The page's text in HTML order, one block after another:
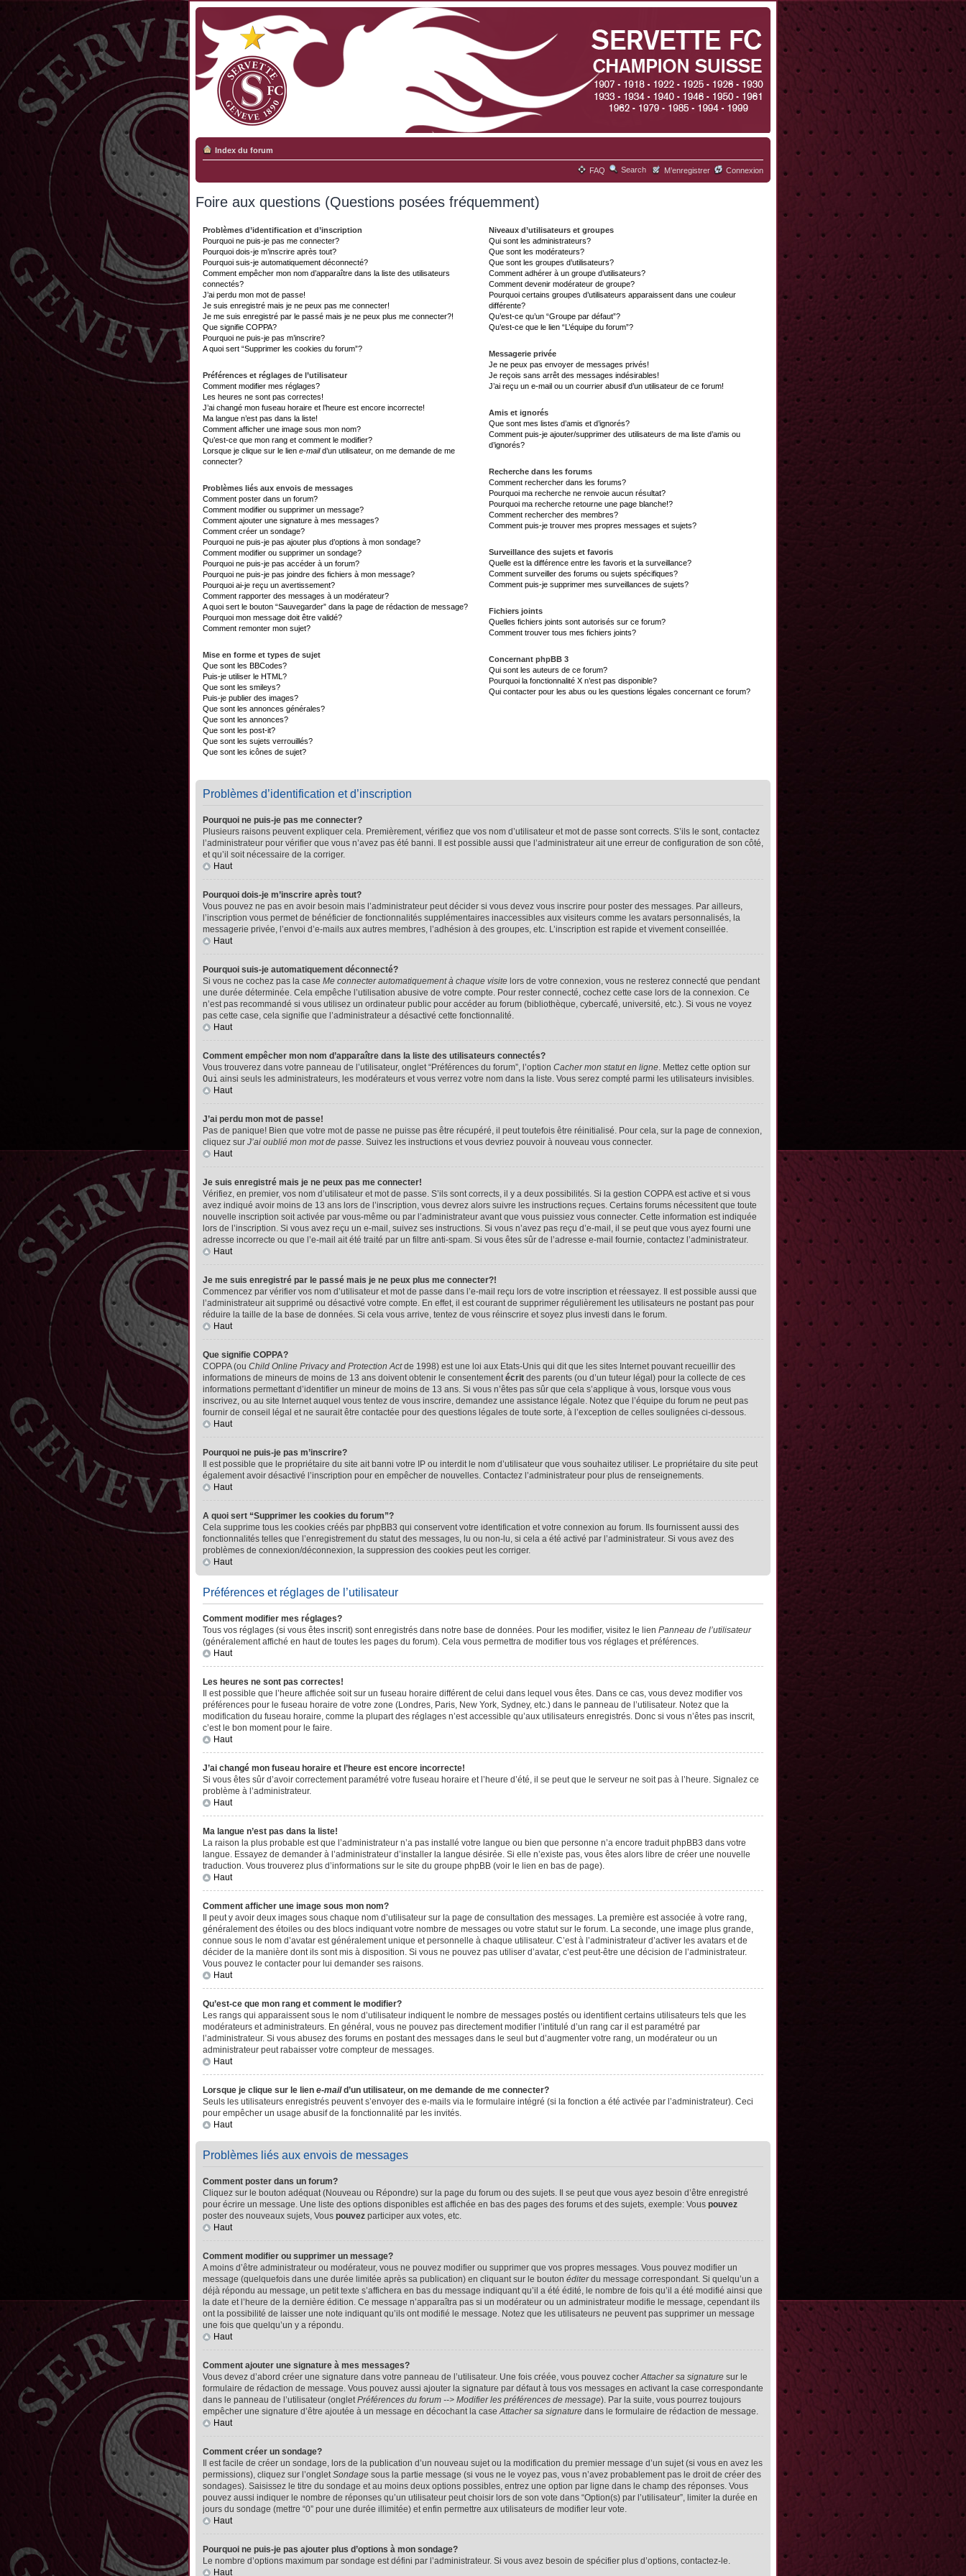
Index du forum
FAQ Search M’enregistrer Connexion
Foire aux questions (Questions posées fréquemment)
Problèmes d’identification et d’inscription
Pourquoi ne puis-je pas me connecter?
Pourquoi dois-je m’inscrire après tout?
Pourquoi suis-je automatiquement déconnecté?
Comment empêcher mon nom d’apparaître dans la liste des utilisateurs
connectés?
J’ai perdu mon mot de passe!
Je suis enregistré mais je ne peux pas me connecter!
Je me suis enregistré par le passé mais je ne peux plus me connecter?!
Que signifie COPPA?
Pourquoi ne puis-je pas m’inscrire?
A quoi sert “Supprimer les cookies du forum”?
Préférences et réglages de l’utilisateur
Comment modifier mes réglages?
Les heures ne sont pas correctes!
J’ai changé mon fuseau horaire et l’heure est encore incorrecte!
Ma langue n’est pas dans la liste!
Comment afficher une image sous mon nom?
Qu’est-ce que mon rang et comment le modifier?
Lorsque je clique sur le lien e-maild’un utilisateur, on me demande de me
connecter?
Problèmes liés aux envois de messages
Comment poster dans un forum?
Comment modifier ou supprimer un message?
Comment ajouter une signature à mes messages?
Comment créer un sondage?
Pourquoi ne puis-je pas ajouter plus d’options à mon sondage?
Comment modifier ou supprimer un sondage?
Pourquoi ne puis-je pas accéder à un forum?
Pourquoi ne puis-je pas joindre des fichiers à mon message?
Pourquoi ai-je reçu un avertissement?
Comment rapporter des messages à un modérateur?
A quoi sert le bouton “Sauvegarder” dans la page de rédaction de message?
Pourquoi mon message doit être validé?
Comment remonter mon sujet?
Mise en forme et types de sujet
Que sont les BBCodes?
Puis-je utiliser le HTML?
Que sont les smileys?
Puis-je publier des images?
Que sont les annonces générales?
Que sont les annonces?
Que sont les post-it?
Que sont les sujets verrouillés?
Que sont les icônes de sujet?
Niveaux d’utilisateurs et groupes
Qui sont les administrateurs?
Que sont les modérateurs?
Que sont les groupes d’utilisateurs?
Comment adhérer à un groupe d’utilisateurs?
Comment devenir modérateur de groupe?
Pourquoi certains groupes d’utilisateurs apparaissent dans une couleur
différente?
Qu’est-ce qu’un “Groupe par défaut”?
Qu’est-ce que le lien “L’équipe du forum”?
Messagerie privée
Je ne peux pas envoyer de messages privés!
Je reçois sans arrêt des messages indésirables!
J’ai reçu un e-mail ou un courrier abusif d’un utilisateur de ce forum!
Amis et ignorés
Que sont mes listes d’amis et d’ignorés?
Comment puis-je ajouter/supprimer des utilisateurs de ma liste d’amis ou
d’ignorés?
Recherche dans les forums
Comment rechercher dans les forums?
Pourquoi ma recherche ne renvoie aucun résultat?
Pourquoi ma recherche retourne une page blanche!?
Comment rechercher des membres?
Comment puis-je trouver mes propres messages et sujets?
Surveillance des sujets et favoris
Quelle est la différence entre les favoris et la surveillance?
Comment surveiller des forums ou sujets spécifiques?
Comment puis-je supprimer mes surveillances de sujets?
Fichiers joints
Quelles fichiers joints sont autorisés sur ce forum?
Comment trouver tous mes fichiers joints?
Concernant phpBB 3
Qui sont les auteurs de ce forum?
Pourquoi la fonctionnalité X n’est pas disponible?
Qui contacter pour les abus ou les questions légales concernant ce forum?
Problèmes d’identification et d’inscription
Pourquoi ne puis-je pas me connecter?
Plusieurs raisons peuvent expliquer cela. Premièrement, vérifiez que vos nom d’utilisateur et mot de passe sont corrects. S’ils le sont, contactez
l’administrateur pour vérifier que vous n’avez pas été banni. Il est possible aussi que l’administrateur ait une erreur de configuration de son côté,
et qu’il soit nécessaire de la corriger.
Haut
Pourquoi dois-je m’inscrire après tout?
Vous pouvez ne pas en avoir besoin mais l’administrateur peut décider si vous devez vous inscrire pour poster des messages. Par ailleurs,
l’inscription vous permet de bénéficier de fonctionnalités supplémentaires inaccessibles aux visiteurs comme les avatars personnalisés, la
messagerie privée, l’envoi d’e-mails aux autres membres, l’adhésion à des groupes, etc. L’inscription est rapide et vivement conseillée.
Haut
Pourquoi suis-je automatiquement déconnecté?
Si vous ne cochez pas la case Me connecter automatiquement à chaque visite lors de votre connexion, vous ne resterez connecté que pendant
une durée déterminée. Cela empêche l’utilisation abusive de votre compte. Pour rester connecté, cochez cette case lors de la connexion. Ce
n’est pas recommandé si vous utilisez un ordinateur public pour accéder au forum (bibliothèque, cybercafé, université, etc.). Si vous ne voyez
pas cette case, cela signifie que l’administrateur a désactivé cette fonctionnalité.
Haut
Comment empêcher mon nom d’apparaître dans la liste des utilisateurs connectés?
Vous trouverez dans votre panneau de l’utilisateur, onglet “Préférences du forum”, l’option Cacher mon statut en ligne. Mettez cette option sur
Oui ainsi seuls les administrateurs, les modérateurs et vous verrez votre nom dans la liste. Vous serez compté parmi les utilisateurs invisibles.
Haut
J’ai perdu mon mot de passe!
Pas de panique! Bien que votre mot de passe ne puisse pas être récupéré, il peut toutefois être réinitialisé. Pour cela, sur la page de connexion,
cliquez sur J’ai oublié mon mot de passe. Suivez les instructions et vous devriez pouvoir à nouveau vous connecter.
Haut
Je suis enregistré mais je ne peux pas me connecter!
Vérifiez, en premier, vos nom d’utilisateur et mot de passe. S’ils sont corrects, il y a deux possibilités. Si la gestion COPPA est active et si vous
avez indiqué avoir moins de 13 ans lors de l’inscription, vous devrez alors suivre les instructions reçues. Certains forums nécessitent que toute
nouvelle inscription soit activée par vous-même ou par l’administrateur avant que vous puissiez vous connecter. Cette information est indiquée
lors de l’inscription. Si vous avez reçu un e-mail, suivez ses instructions. Si vous n’avez pas reçu d’e-mail, il se peut que vous ayez fourni une
adresse incorrecte ou que l’e-mail ait été traité par un filtre anti-spam. Si vous êtes sûr de l’adresse e-mail fournie, contactez l’administrateur.
Haut
Je me suis enregistré par le passé mais je ne peux plus me connecter?!
Commencez par vérifier vos nom d’utilisateur et mot de passe dans l’e-mail reçu lors de votre inscription et réessayez. Il est possible aussi que
l’administrateur ait supprimé ou désactivé votre compte. En effet, il est courant de supprimer régulièrement les utilisateurs ne postant pas pour
réduire la taille de la base de données. Si cela vous arrive, tentez de vous réinscrire et soyez plus investi dans le forum.
Haut
Que signifie COPPA?
COPPA (ou Child Online Privacy and Protection Actde 1998) est une loi aux Etats-Unis qui dit que les sites Internet pouvant recueillir des
informations de mineurs de moins de 13 ans doivent obtenir le consentementécrit des parents (ou d’un tuteur légal) pour la collecte de ces
informations permettant d’identifier un mineur de moins de 13 ans. Si vous n’êtes pas sûr que cela s’applique à vous, lorsque vous vous
inscrivez, ou au site Internet auquel vous tentez de vous inscrire, demandez une assistance légale. Notez que l’équipe du forum ne peut pas
fournir de conseil légal et ne saurait être contactée pour des questions légales de toute sorte, à l’exception de celles soulignées ci-dessous.
Haut
Pourquoi ne puis-je pas m’inscrire?
Il est possible que le propriétaire du site ait banni votre IP ou interdit le nom d’utilisateur que vous souhaitez utiliser. Le propriétaire du site peut
également avoir désactivé l’inscription pour en empêcher de nouvelles. Contactez l’administrateur pour plus de renseignements.
Haut
A quoi sert “Supprimer les cookies du forum”?
Cela supprime tous les cookies créés par phpBB3 qui conservent votre identification et votre connexion au forum. Ils fournissent aussi des
fonctionnalités telles que l’enregistrement du statut des messages, lu ou non-lu, si cela a été activé par l’administrateur. Si vous avez des
problèmes de connexion/déconnexion, la suppression des cookies peut les corriger.
Haut
Préférences et réglages de l’utilisateur
Comment modifier mes réglages?
Tous vos réglages (si vous êtes inscrit) sont enregistrés dans notre base de données. Pour les modifier, visitez le lien Panneau de l’utilisateur
(généralement affiché en haut de toutes les pages du forum). Cela vous permettra de modifier tous vos réglages et préférences.
Haut
Les heures ne sont pas correctes!
Il est possible que l’heure affichée soit sur un fuseau horaire différent de celui dans lequel vous êtes. Dans ce cas, vous devez modifier vos
préférences pour le fuseau horaire de votre zone (Londres, Paris, New York, Sydney, etc.) dans le panneau de l’utilisateur. Notez que la
modification du fuseau horaire, comme la plupart des réglages n’est accessible qu’aux utilisateurs enregistrés. Donc si vous n’êtes pas inscrit,
c’est le bon moment pour le faire.
Haut
J’ai changé mon fuseau horaire et l’heure est encore incorrecte!
Si vous êtes sûr d’avoir correctement paramétré votre fuseau horaire et l’heure d’été, il se peut que le serveur ne soit pas à l’heure. Signalez ce
problème à l’administrateur.
Haut
Ma langue n’est pas dans la liste!
La raison la plus probable est que l’administrateur n’a pas installé votre langue ou bien que personne n’a encore traduit phpBB3 dans votre
langue. Essayez de demander à l’administrateur d’installer la langue désirée. Si elle n’existe pas, vous êtes alors libre de créer une nouvelle
traduction. Vous trouverez plus d’informations sur le site du groupe phpBB (voir le lien en bas de page).
Haut
Comment afficher une image sous mon nom?
Il peut y avoir deux images sous chaque nom d’utilisateur sur la page de consultation des messages. La première est associée à votre rang,
généralement des étoiles ou des blocs indiquant votre nombre de messages ou votre statut sur le forum. La seconde, une image plus grande,
connue sous le nom d’avatar est généralement unique et personnelle à chaque utilisateur. C’est à l’administrateur d’activer les avatars et de
décider de la manière dont ils sont mis à disposition. Si vous ne pouvez pas utiliser d’avatar, c’est peut-être une décision de l’administrateur.
Vous pouvez le contacter pour lui demander ses raisons.
Haut
Qu’est-ce que mon rang et comment le modifier?
Les rangs qui apparaissent sous le nom d’utilisateur indiquent le nombre de messages postés ou identifient certains utilisateurs tels que les
modérateurs et administrateurs. En général, vous ne pouvez pas directement modifier l’intitulé d’un rang car il est paramétré par
l’administrateur. Si vous abusez des forums en postant des messages dans le seul but d’augmenter votre rang, un modérateur ou un
administrateur peut rabaisser votre compteur de messages.
Haut
Lorsque je clique sur le lien e-maild’un utilisateur, on me demande de me connecter?
Seuls les utilisateurs enregistrés peuvent s’envoyer des e-mails via le formulaire intégré (si la fonction a été activée par l’administrateur). Ceci
pour empêcher un usage abusif de la fonctionnalité par les invités.
Haut
Problèmes liés aux envois de messages
Comment poster dans un forum?
Cliquez sur le bouton adéquat (Nouveau ou Répondre) sur la page du forum ou des sujets. Il se peut que vous ayez besoin d’être enregistré
pour écrire un message. Une liste des options disponibles est affichée en bas des pages des forums et des sujets, exemple: Vous pouvez
poster des nouveaux sujets, Vous pouvez participer aux votes, etc.
Haut
Comment modifier ou supprimer un message?
A moins d’être administrateur ou modérateur, vous ne pouvez modifier ou supprimer que vos propres messages. Vous pouvez modifier un
message (quelquefois dans une durée limitée après sa publication) en cliquant sur le bouton éditerdu message correspondant. Si quelqu’un a
déjà répondu au message, un petit texte s’affichera en bas du message indiquant qu’il a été édité, le nombre de fois qu’il a été modifié ainsi que
la date et l’heure de la dernière édition. Ce message n’apparaîtra pas si un modérateur ou un administrateur modifie le message, cependant ils
ont la possibilité de laisser une note indiquant qu’ils ont modifié le message. Notez que les utilisateurs ne peuvent pas supprimer un message
une fois que quelqu’un y a répondu.
Haut
Comment ajouter une signature à mes messages?
Vous devez d’abord créer une signature dans votre panneau de l’utilisateur. Une fois créée, vous pouvez cocherAttacher sa signature sur le
formulaire de rédaction de message. Vous pouvez aussi ajouter la signature par défaut à tous vos messages en activant la case correspondante
dans le panneau de l’utilisateur (ongletPréférences du forum --> Modifier les préférences de message). Par la suite, vous pourrez toujours
empêcher une signature d’être ajoutée à un message en décochant la caseAttacher sa signature dans le formulaire de rédaction de message.
Haut
Comment créer un sondage?
Il est facile de créer un sondage, lors de la publication d’un nouveau sujet ou la modification du premier message d’un sujet (si vous en avez les
permissions), cliquez sur l’ongletSondage sous la partie message (si vous ne le voyez pas, vous n’avez probablement pas le droit de créer des
sondages). Saisissez le titre du sondage et au moins deux options possibles, entrez une option par ligne dans le champ des réponses. Vous
pouvez aussi indiquer le nombre de réponses qu’un utilisateur peut choisir lors de son vote dans “Option(s) par l’utilisateur”, limiter la durée en
jours du sondage (mettre “0” pour une durée illimitée) et enfin permettre aux utilisateurs de modifier leur vote.
Haut
Pourquoi ne puis-je pas ajouter plus d’options à mon sondage?
Le nombre d’options maximum par sondage est défini par l’administrateur. Si vous avez besoin de spécifier plus d’options, contactez-le.
Haut